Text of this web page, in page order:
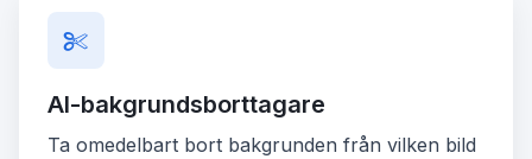
AI-bakgrundsborttagare
Ta omedelbart bort bakgrunden från vilken bild